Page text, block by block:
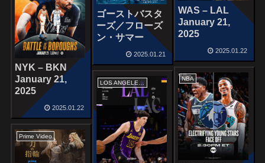
WAS – LAL
January 21,
2025
2025.01.22
NYK – BKN
January 21,
2025
2025.01.22
ゴーストバスタ
ーズ／フローズ
ン・サマー
2025.01.21
NBA
LOS ANGELES LAKERS
Prime Video